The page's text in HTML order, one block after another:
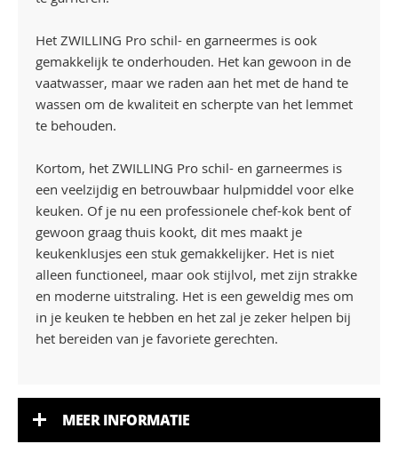
Het ZWILLING Pro schil- en garneermes is ook
gemakkelijk te onderhouden. Het kan gewoon in de
vaatwasser, maar we raden aan het met de hand te
wassen om de kwaliteit en scherpte van het lemmet
te behouden.
Kortom, het ZWILLING Pro schil- en garneermes is
een veelzijdig en betrouwbaar hulpmiddel voor elke
keuken. Of je nu een professionele chef-kok bent of
gewoon graag thuis kookt, dit mes maakt je
keukenklusjes een stuk gemakkelijker. Het is niet
alleen functioneel, maar ook stijlvol, met zijn strakke
en moderne uitstraling. Het is een geweldig mes om
in je keuken te hebben en het zal je zeker helpen bij
het bereiden van je favoriete gerechten.
MEER INFORMATIE